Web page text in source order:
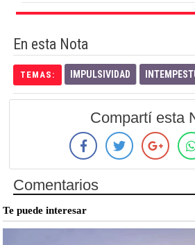
En esta Nota
TEMAS: IMPULSIVIDAD
Compartí esta
Comentarios